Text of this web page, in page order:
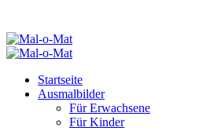
Startseite
Ausmalbilder
Für Erwachsene
Für Kinder